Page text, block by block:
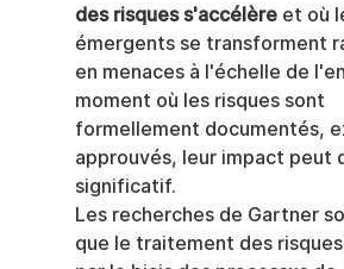
des risques s'accélère et où
émergents se transforment
en menaces à l'échelle de
moment où les risques sont
formellement documentés,
approuvés, leur impact peut
significatif.
Les recherches de Gartner
que le traitement des